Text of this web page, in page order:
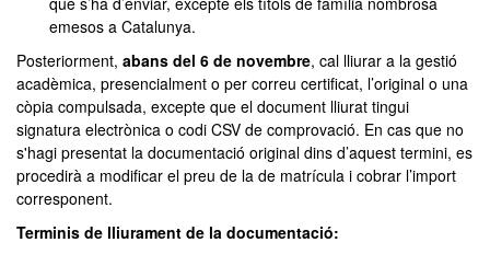
emesos a Catalunya.
Posteriorment, abans del 6 de novembre, cal lliurar a la gestió
acadèmica, presencialment o per correu certificat, l’original o una
còpia compulsada, excepte que el document lliurat tingui
signatura electrònica o codi CSV de comprovació. En cas que no
s'hagi presentat la documentació original dins d’aquest termini, es
procedirà a modificar el preu de la de matrícula i cobrar l’import
corresponent.
Terminis de lliurament de la documentació: